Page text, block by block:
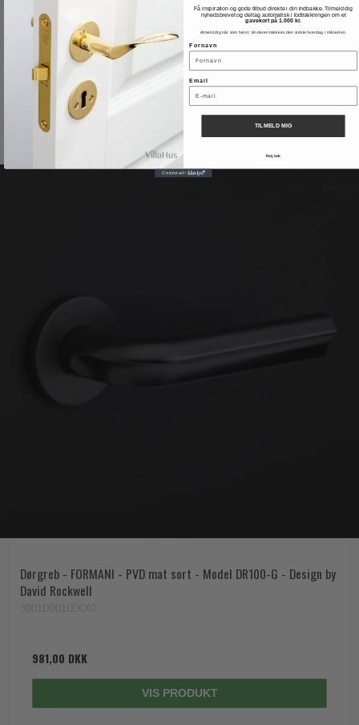
3901D001INXX0
854,00 DKK
VIS PRODUKT
Dørgreb - FORMANI - PVD mat sort - Model DR100-G - Design by
David Rockwell
981,00 DKK
VIS PRODUKT
Få inspiration og gode tilbud direkte i din indbakke. Tilmeld dig
nyhedsbrevet og deltag automatisk i lodtrækningen om et
gavekort på 1.000 kr.
Afmeld dig når som helst. Vinderen trækkes den sidste hverdag i måneden.
Fornavn
Email
TILMELD MIG
Nej tak